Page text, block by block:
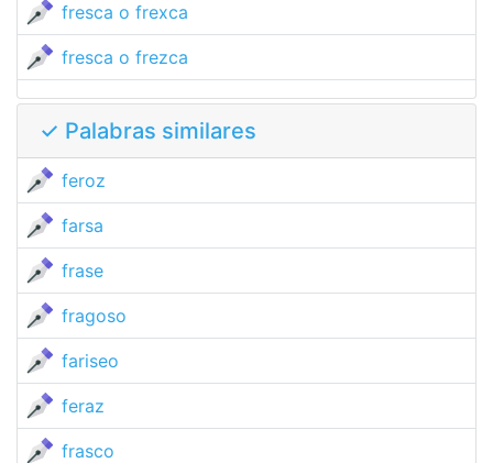
fresca o frexca
fresca o frezca
✓ Palabras similares
feroz
farsa
frase
fragoso
fariseo
feraz
frasco